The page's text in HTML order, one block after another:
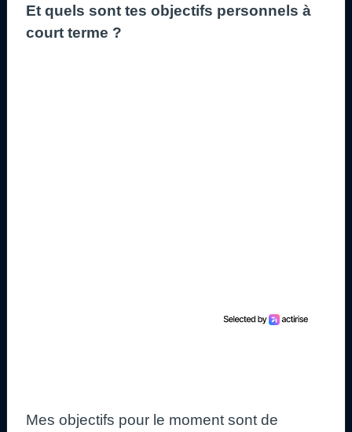
Et quels sont tes objectifs personnels à
court terme ?
Mes objectifs pour le moment sont de